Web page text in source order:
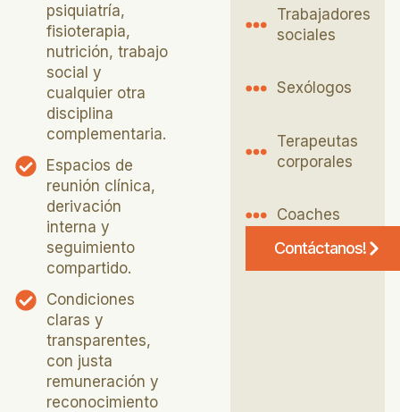
psiquiatría,
fisioterapia,
nutrición, trabajo
social y
cualquier otra
disciplina
complementaria.
Espacios de
reunión clínica,
derivación
interna y
seguimiento
compartido.
Condiciones
claras y
transparentes,
con justa
remuneración y
reconocimiento
Trabajadores
sociales
Sexólogos
Terapeutas
corporales
Coaches
Contáctanos!